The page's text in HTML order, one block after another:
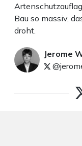
Bau so massiv,
droht.
Jerome